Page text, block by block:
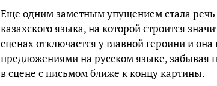
Еще одним заметным упущением стала речь
казахского языка, на которой строится
сценах отключается у главной героини и
предложениями на русском языке, забывая
в сцене с письмом ближе к концу картины.